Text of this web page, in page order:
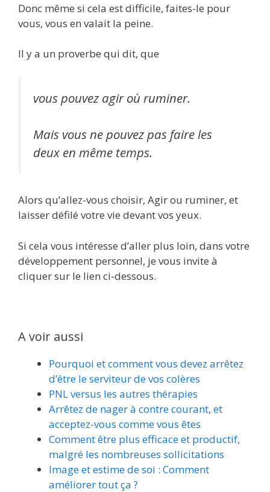
Donc même si cela est difficile, faites-le pour
vous, vous en valait la peine.
Il y a un proverbe qui dit, que
vous pouvez agir où ruminer.
Mais vous ne pouvez pas faire les
deux en même temps.
Alors qu’allez-vous choisir, Agir ou ruminer, et
laisser défilé votre vie devant vos yeux.
Si cela vous intéresse d’aller plus loin, dans votre
développement personnel, je vous invite à
cliquer sur le lien ci-dessous.
A voir aussi
Pourquoi et comment vous devez arrêtez
d’être le serviteur de vos colères
PNL versus les autres thérapies
Arrêtez de nager à contre courant, et
acceptez-vous comme vous êtes
Comment être plus efficace et productif,
malgré les nombreuses sollicitations
Image et estime de soi : Comment
améliorer tout ça ?